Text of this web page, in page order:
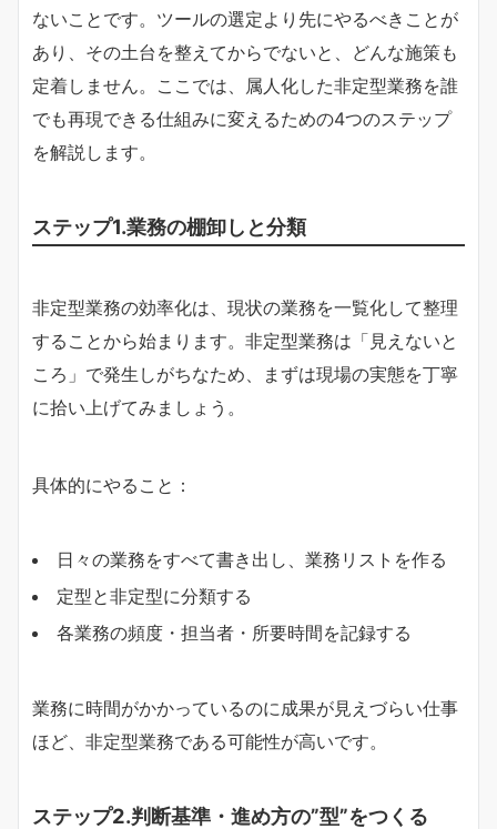
ないことです。ツールの選定より先にやるべきことが
あり、その土台を整えてからでないと、どんな施策も
定着しません。ここでは、属人化した非定型業務を誰
でも再現できる仕組みに変えるための4つのステップ
を解説します。
ステップ1.業務の棚卸しと分類
非定型業務の効率化は、現状の業務を一覧化して整理
することから始まります。非定型業務は「見えないと
ころ」で発生しがちなため、まずは現場の実態を丁寧
に拾い上げてみましょう。
具体的にやること：
日々の業務をすべて書き出し、業務リストを作る
定型と非定型に分類する
各業務の頻度・担当者・所要時間を記録する
業務に時間がかかっているのに成果が見えづらい仕事
ほど、非定型業務である可能性が高いです。
ステップ2.判断基準・進め方の”型”をつくる